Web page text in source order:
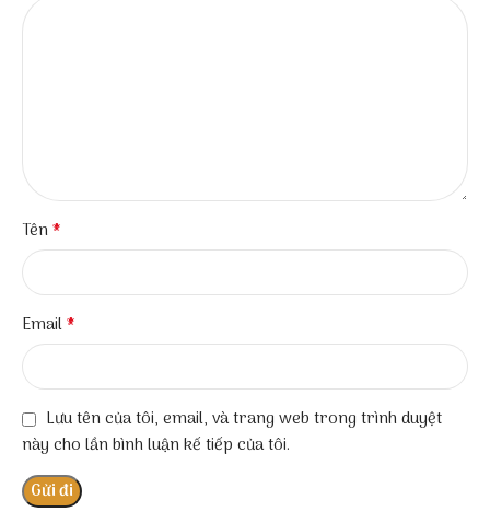
Tên*
Email*
Lưu tên của tôi, email, và trang web trong trình duyệt
này cho lần bình luận kế tiếp của tôi.